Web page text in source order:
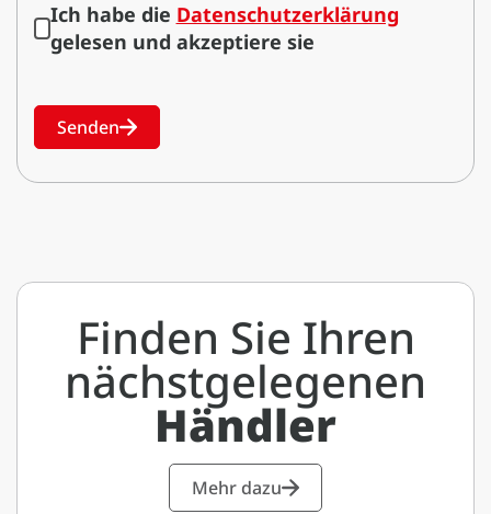
Ich habe die Datenschutzerklärung
gelesen und akzeptiere sie
Senden
Finden Sie Ihren
nächstgelegenen
Händler
Mehr dazu